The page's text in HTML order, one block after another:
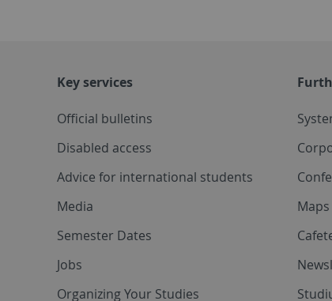
Key services
Official bulletins
Disabled access
Advice for international students
Media
Semester Dates
Jobs
Organizing Your Studies
Maps